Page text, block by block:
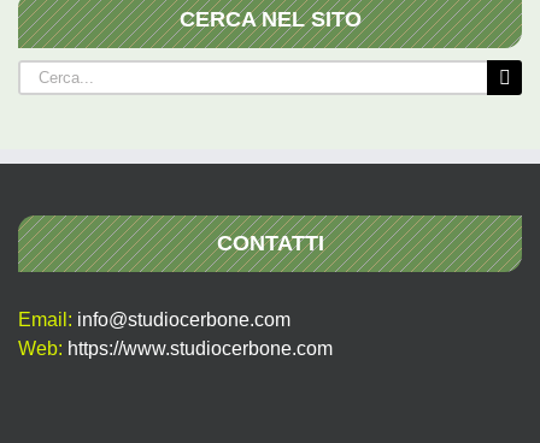
CERCA NEL SITO
Cerca
per:
CONTATTI
Email: info@studiocerbone.com
Web: https://www.studiocerbone.com